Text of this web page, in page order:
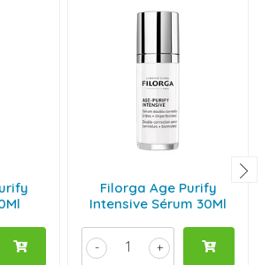
Filorga Age Purify
Intensive Sérum 30Ml
+
-